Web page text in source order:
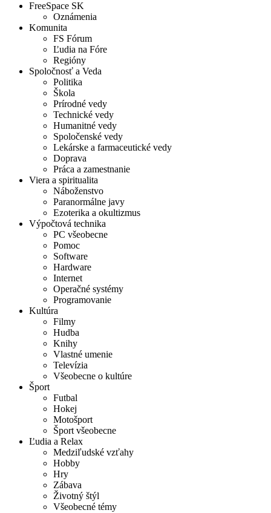
FreeSpace SK
Oznámenia
Komunita
FS Fórum
Ľudia na Fóre
Regióny
Spoločnosť a Veda
Politika
Škola
Prírodné vedy
Technické vedy
Humanitné vedy
Spoločenské vedy
Lekárske a farmaceutické vedy
Doprava
Práca a zamestnanie
Viera a spiritualita
Náboženstvo
Paranormálne javy
Ezoterika a okultizmus
Výpočtová technika
PC všeobecne
Pomoc
Software
Hardware
Internet
Operačné systémy
Programovanie
Kultúra
Filmy
Hudba
Knihy
Vlastné umenie
Televízia
Všeobecne o kultúre
Šport
Futbal
Hokej
Motošport
Šport všeobecne
Ľudia a Relax
Medziľudské vzťahy
Hobby
Hry
Zábava
Životný štýl
Všeobecné témy